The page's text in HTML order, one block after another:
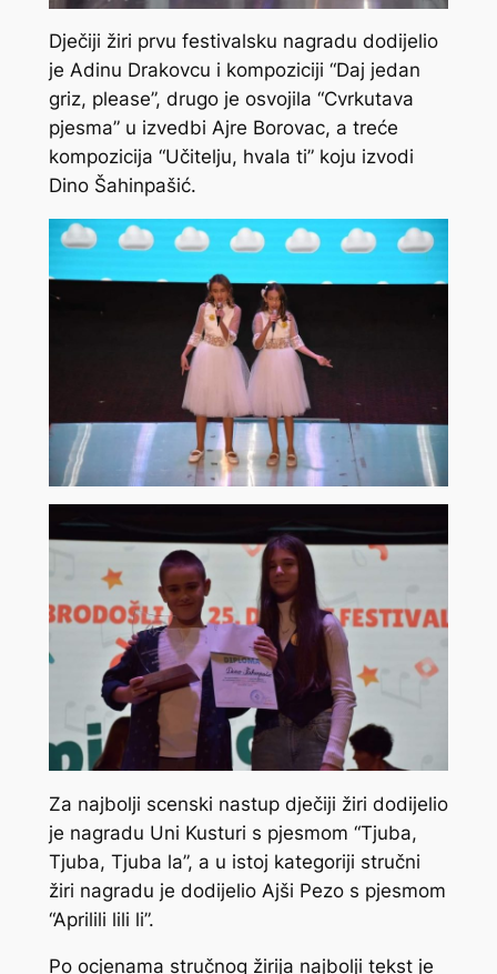
Dječiji žiri prvu festivalsku nagradu dodijelio
je Adinu Drakovcu i kompoziciji “Daj jedan
griz, please”, drugo je osvojila “Cvrkutava
pjesma” u izvedbi Ajre Borovac, a treće
kompozicija “Učitelju, hvala ti” koju izvodi
Dino Šahinpašić.
Za najbolji scenski nastup dječiji žiri dodijelio
je nagradu Uni Kusturi s pjesmom “Tjuba,
Tjuba, Tjuba la”, a u istoj kategoriji stručni
žiri nagradu je dodijelio Ajši Pezo s pjesmom
“Aprilili lili li”.
Po ocjenama stručnog žirija najbolji tekst je